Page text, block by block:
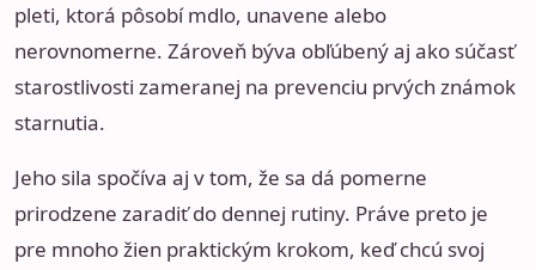
pleti, ktorá pôsobí mdlo, unavene alebo
nerovnomerne. Zároveň býva obľúbený aj ako súčasť
starostlivosti zameranej na prevenciu prvých známok
starnutia.
Jeho sila spočíva aj v tom, že sa dá pomerne
prirodzene zaradiť do dennej rutiny. Práve preto je
pre mnoho žien praktickým krokom, keď chcú svoj